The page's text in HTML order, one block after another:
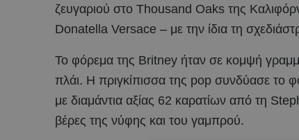
ζευγαριού στο Thousand Oaks της
Donatella Versace – με την ίδια τη
Το φόρεμα της Britney ήταν σε κομψή
πλάι. Η πριγκίπισσα της pop συνδύασε το
με διαμάντια αξίας 62 καρατίων από τη
βέρες της νύφης και του γαμπρού.